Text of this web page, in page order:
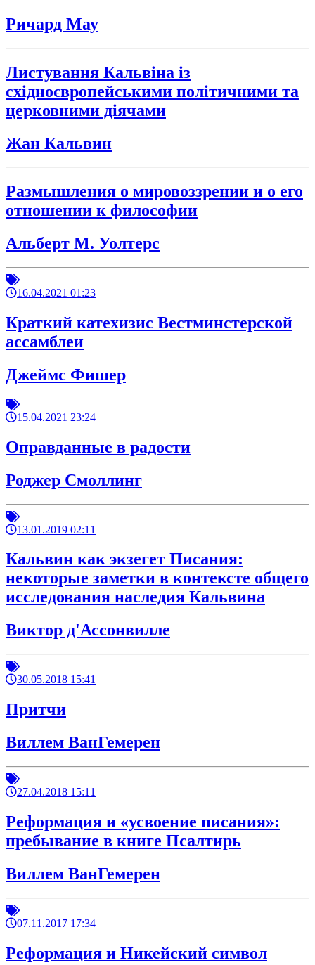
Ричард Мау
Листування Кальвіна із
східноєвропейськими політичними та
церковними діячами
Жан Кальвин
Размышления о мировоззрении и о его
отношении к философии
Альберт М. Уолтерс
16.04.2021 01:23
Краткий катехизис Вестминстерской
ассамблеи
Джеймс Фишер
15.04.2021 23:24
Оправданные в радости
Роджер Смоллинг
13.01.2019 02:11
Кальвин как экзегет Писания:
некоторые заметки в контексте общего
исследования наследия Кальвина
Виктор д'Ассонвилле
30.05.2018 15:41
Притчи
Виллем ВанГемерен
27.04.2018 15:11
Реформация и «усвоение писания»:
пребывание в книге Псалтирь
Виллем ВанГемерен
07.11.2017 17:34
Реформация и Никейский символ